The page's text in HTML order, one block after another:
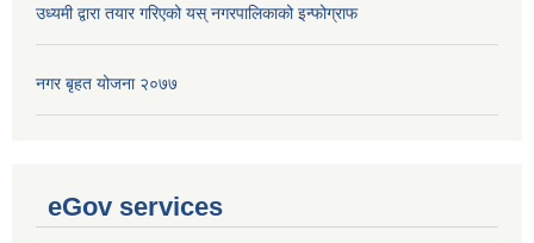
उध्यमी द्वारा तयार गरिएको यस् नगरपालिकाको इन्फोग्राफ
नगर बृहत योजना २०७७
eGov services